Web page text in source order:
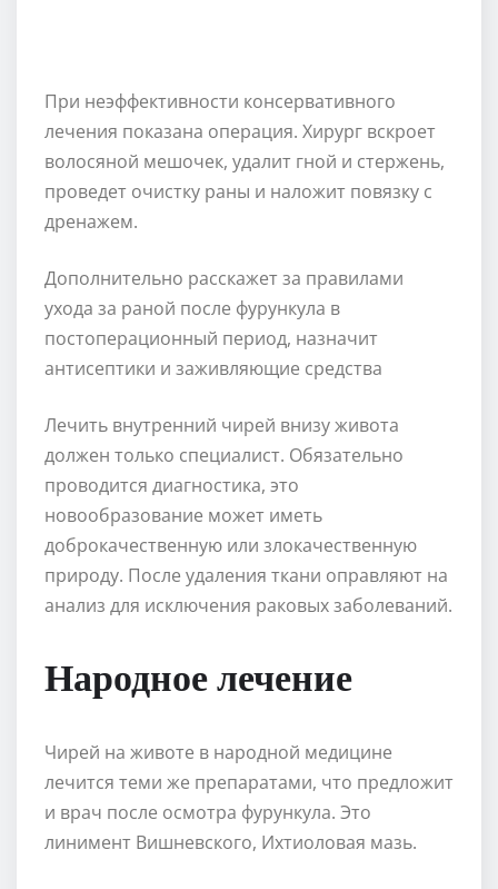
При неэффективности консервативного
лечения показана операция. Хирург вскроет
волосяной мешочек, удалит гной и стержень,
проведет очистку раны и наложит повязку с
дренажем.
Дополнительно расскажет за правилами
ухода за раной после фурункула в
постоперационный период, назначит
антисептики и заживляющие средства
Лечить внутренний чирей внизу живота
должен только специалист. Обязательно
проводится диагностика, это
новообразование может иметь
доброкачественную или злокачественную
природу. После удаления ткани оправляют на
анализ для исключения раковых заболеваний.
Народное лечение
Чирей на животе в народной медицине
лечится теми же препаратами, что предложит
и врач после осмотра фурункула. Это
линимент Вишневского, Ихтиоловая мазь.